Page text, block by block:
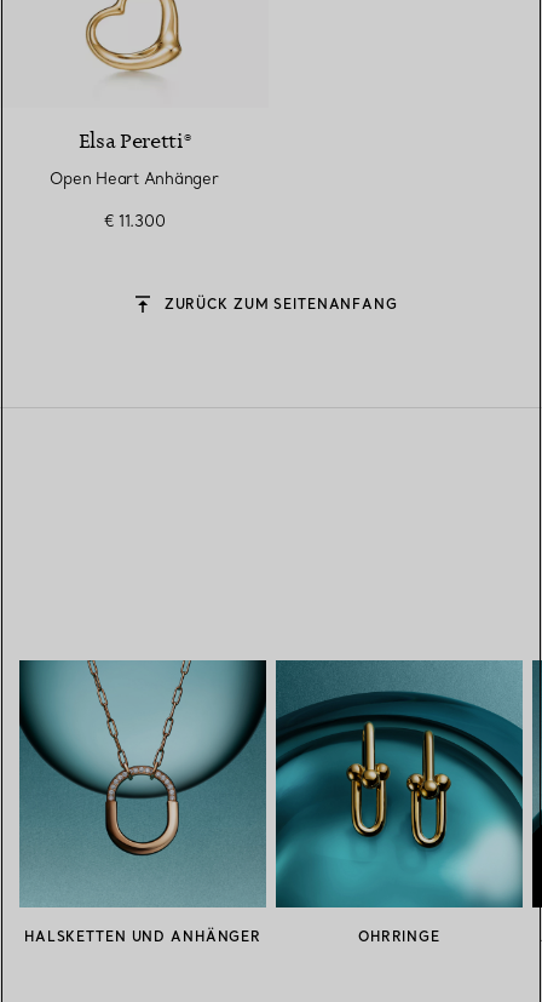
Elsa Peretti®
Open Heart Anhänger
€ 11.300
ZURÜCK ZUM SEITENANFANG
HALSKETTEN UND ANHÄNGER OHRRINGE